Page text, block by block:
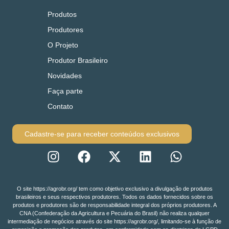
Produtos
Produtores
O Projeto
Produtor Brasileiro
Novidades
Faça parte
Contato
Cadastre-se para receber conteúdos exclusivos
O site https://agrobr.org/ tem como objetivo exclusivo a divulgação de produtos
brasileiros e seus respectivos produtores. Todos os dados fornecidos sobre os
produtos e produtores são de responsabilidade integral dos próprios produtores. A
CNA (Confederação da Agricultura e Pecuária do Brasil) não realiza qualquer
intermediação de negócios através do site https://agrobr.org/, limitando-se à função de